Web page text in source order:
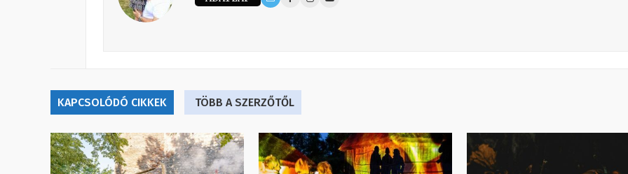
KAPCSOLÓDÓ CIKKEK TÖBB A SZERZŐTŐL